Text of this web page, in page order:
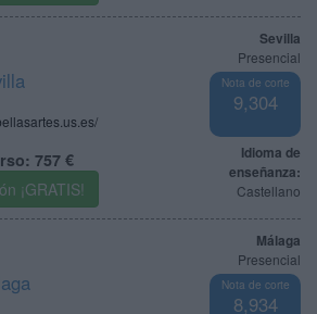
Sevilla
Presencial
Nota de corte
9,304
Idioma de
enseñanza:
Castellano
757 €
¡GRATIS!
Málaga
Presencial
Nota de corte
8,934